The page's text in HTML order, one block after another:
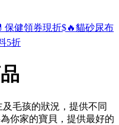
保健領券現折$🔥貓砂尿布
5折
毛孩的狀況，提供不同
你家的寶貝，提供最好的